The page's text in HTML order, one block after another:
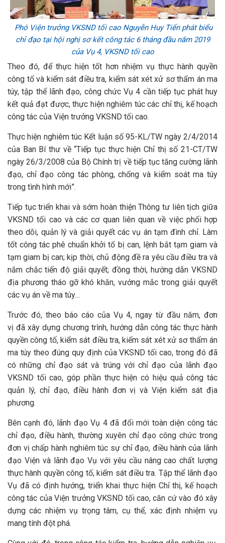
Phó Viện trưởng VKSND tối cao Nguyễn Huy Tiến phát biểu
chỉ đạo tại hội nghị sơ kết công tác 6 tháng đầu năm 2019
của Vụ 4, VKSND tối cao
Theo đó, để thực hiện tốt hơn nhiệm vụ thực hành quyền
công tố và kiểm sát điều tra, kiểm sát xét xử sơ thẩm án ma
túy, tập thể lãnh đạo, công chức Vụ 4 cần tiếp tục phát huy
kết quả đạt được, thực hiện nghiêm túc các chỉ thị, kế hoạch
công tác của Viện trưởng VKSND tối cao.
Thực hiện nghiêm túc Kết luận số 95-KL/TW ngày 2/4/2014
của Ban Bí thư về “Tiếp tục thực hiện Chỉ thị số 21-CT/TW
ngày 26/3/2008 của Bộ Chính trị về tiếp tục tăng cường lãnh
đạo, chỉ đạo công tác phòng, chống và kiểm soát ma túy
trong tình hình mới”.
Tiếp tục triển khai và sớm hoàn thiện Thông tư liên tịch giữa
VKSND tối cao và các cơ quan liên quan về việc phối hợp
theo dõi, quản lý và giải quyết các vụ án tạm đình chỉ. Làm
tốt công tác phê chuẩn khởi tố bị can, lệnh bắt tạm giam và
tạm giam bị can; kịp thời, chủ động đề ra yêu cầu điều tra và
nắm chắc tiến độ giải quyết; đồng thời, hướng dẫn VKSND
địa phương tháo gỡ khó khăn, vướng mắc trong giải quyết
các vụ án về ma túy…
Trước đó, theo báo cáo của Vụ 4, ngay từ đầu năm, đơn
vị đã xây dựng chương trình, hướng dẫn công tác thực hành
quyền công tố, kiểm sát điều tra, kiểm sát xét xử sơ thẩm án
ma túy theo đúng quy định của VKSND tối cao, trong đó đã
có những chỉ đạo sát và trúng với chỉ đạo của lãnh đạo
VKSND tối cao, góp phần thực hiện có hiệu quả công tác
quản lý, chỉ đạo, điều hành đơn vị và Viện kiểm sát địa
phương.
Bên cạnh đó, lãnh đạo Vụ 4 đã đổi mới toàn diện công tác
chỉ đạo, điều hành, thường xuyên chỉ đạo công chức trong
đơn vị chấp hành nghiêm túc sự chỉ đạo, điều hành của lãnh
đạo Viện và lãnh đạo Vụ với yêu cầu nâng cao chất lượng
thực hành quyền công tố, kiểm sát điều tra. Tập thể lãnh đạo
Vụ đã có định hướng, triển khai thực hiện Chỉ thị, kế hoạch
công tác của Viện trưởng VKSND tối cao, căn cứ vào đó xây
dựng các nhiệm vụ trọng tâm, cụ thể, xác định nhiệm vụ
mang tính đột phá.